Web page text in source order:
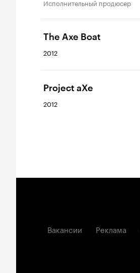
исполнительный продюсер
The Axe Boat
2012
Project aXe
2012
Вакансии Реклама